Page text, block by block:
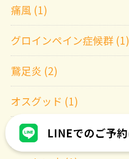
痛風 (1)
グロインペイン症候群 (1)
鵞足炎 (2)
オスグッド (1)
成長痛 (2)